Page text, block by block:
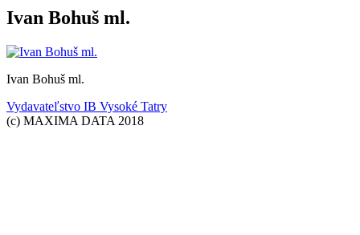
Ivan Bohuš ml.
Ivan Bohuš ml.
Vydavateľstvo IB Vysoké Tatry
(c) MAXIMA DATA 2018